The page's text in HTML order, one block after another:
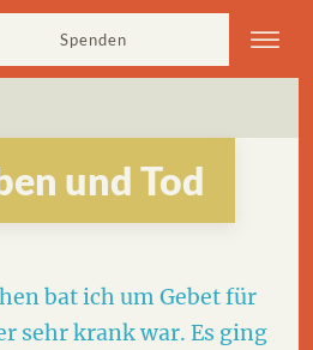
Spenden
und Tod
bat ich um Gebet für
sehr krank war. Es ging